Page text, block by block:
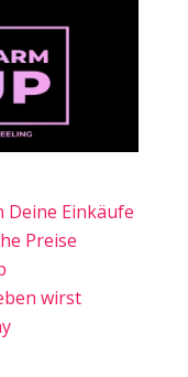
Deine Einkäufe
Preise
wirst